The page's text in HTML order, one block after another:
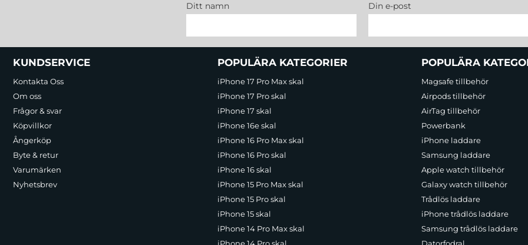
Ditt namn Din e-post
Sidfot Blandad info och länkar
KUNDSERVICE
Kontakta Oss
Om oss
Frågor & svar
Köpvillkor
Ångerköp
Byte & retur
Varumärken
Nyhetsbrev
POPULÄRA KATEGORIER
iPhone 17 Pro Max skal
iPhone 17 Pro skal
iPhone 17 skal
iPhone 16e skal
iPhone 16 Pro Max skal
iPhone 16 Pro skal
iPhone 16 skal
iPhone 15 Pro Max skal
iPhone 15 Pro skal
iPhone 15 skal
iPhone 14 Pro Max skal
POPULÄRA
Magsafe tillbehör
Airpods tillbehör
AirTag tillbehör
Powerbank
iPhone laddare
Samsung laddare
Apple watch tillbehör
Galaxy watch tillbehör
Trådlös laddare
iPhone trådlös laddare
Samsung trådlös laddare